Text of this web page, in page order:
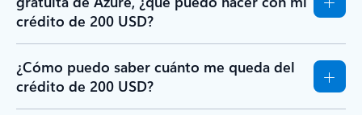
crédito de 200 USD?
¿Cómo puedo saber cuánto me queda del
crédito de 200 USD?